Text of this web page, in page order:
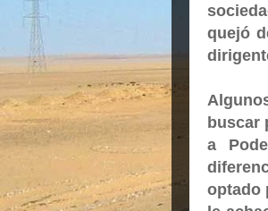
quejó
buscar
a
optado